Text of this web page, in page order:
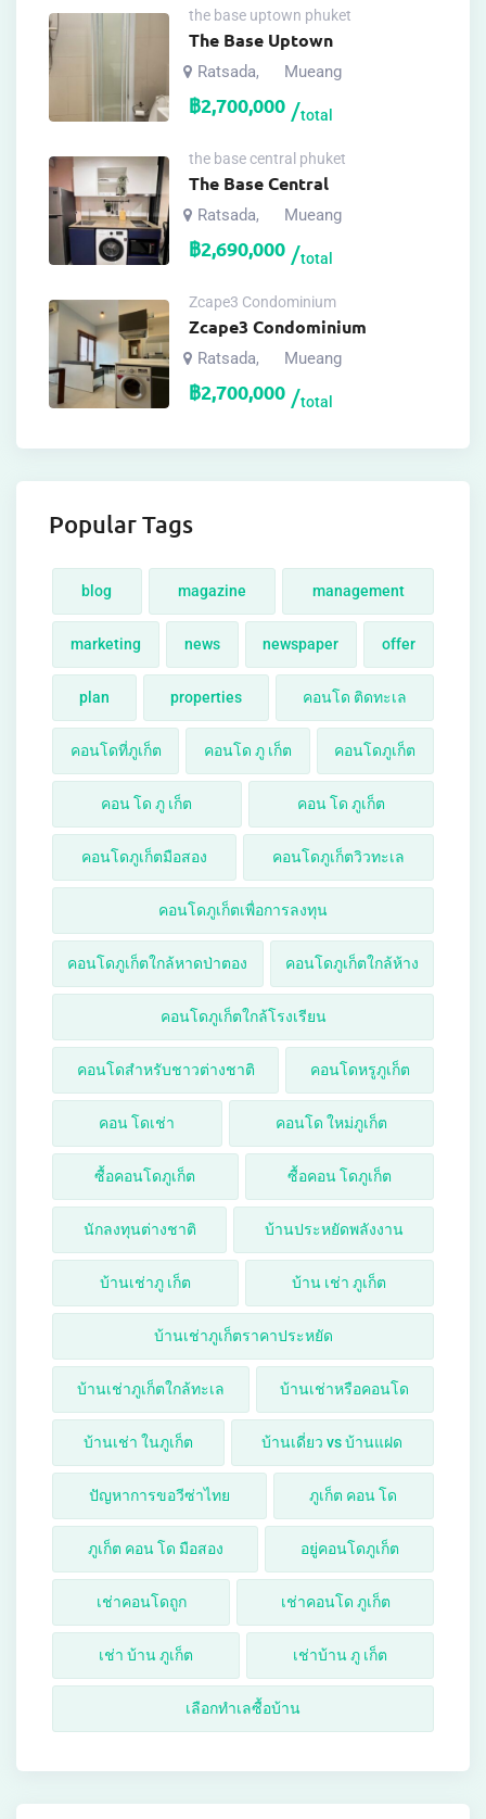
the base uptown phuket
The Base Uptown
Ratsada, Mueang
฿2,700,000 total
the base central phuket
The Base Central
Ratsada, Mueang
฿2,690,000 total
Zcape3 Condominium
Zcape3 Condominium
Ratsada, Mueang
฿2,700,000 total
Popular Tags
blog magazine management
marketing news newspaper offer
plan properties คอนโด ติดทะเล
คอนโดที่ภูเก็ต คอนโด ภู เก็ต คอนโดภูเก็ต
คอน โด ภู เก็ต คอน โด ภูเก็ต
คอนโดภูเก็ตมือสอง คอนโดภูเก็ตวิวทะเล
คอนโดภูเก็ตเพื่อการลงทุน
คอนโดภูเก็ตใกล้หาดป่าตอง คอนโดภูเก็ตใกล้ห้าง
คอนโดภูเก็ตใกล้โรงเรียน
คอนโดสำหรับชาวต่างชาติ คอนโดหรูภูเก็ต
คอน โดเช่า คอนโด ใหม่ภูเก็ต
ซื้อคอนโดภูเก็ต ซื้อคอน โดภูเก็ต
นักลงทุนต่างชาติ บ้านประหยัดพลังงาน
บ้านเช่าภู เก็ต บ้าน เช่า ภูเก็ต
บ้านเช่าภูเก็ตราคาประหยัด
บ้านเช่าภูเก็ตใกล้ทะเล บ้านเช่าหรือคอนโด
บ้านเช่า ในภูเก็ต บ้านเดี่ยว vs บ้านแฝด
ปัญหาการขอวีซ่าไทย ภูเก็ต คอน โด
ภูเก็ต คอน โด มือสอง อยู่คอนโดภูเก็ต
เช่าคอนโดถูก เช่าคอนโด ภูเก็ต
เช่า บ้าน ภูเก็ต เช่าบ้าน ภู เก็ต
เลือกทำเลซื้อบ้าน